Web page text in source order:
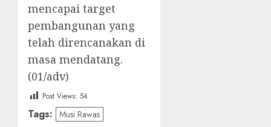
mencapai target
pembangunan yang
telah direncanakan di
masa mendatang.
(01/adv)
Post Views: 54
Tags: Musi Rawas